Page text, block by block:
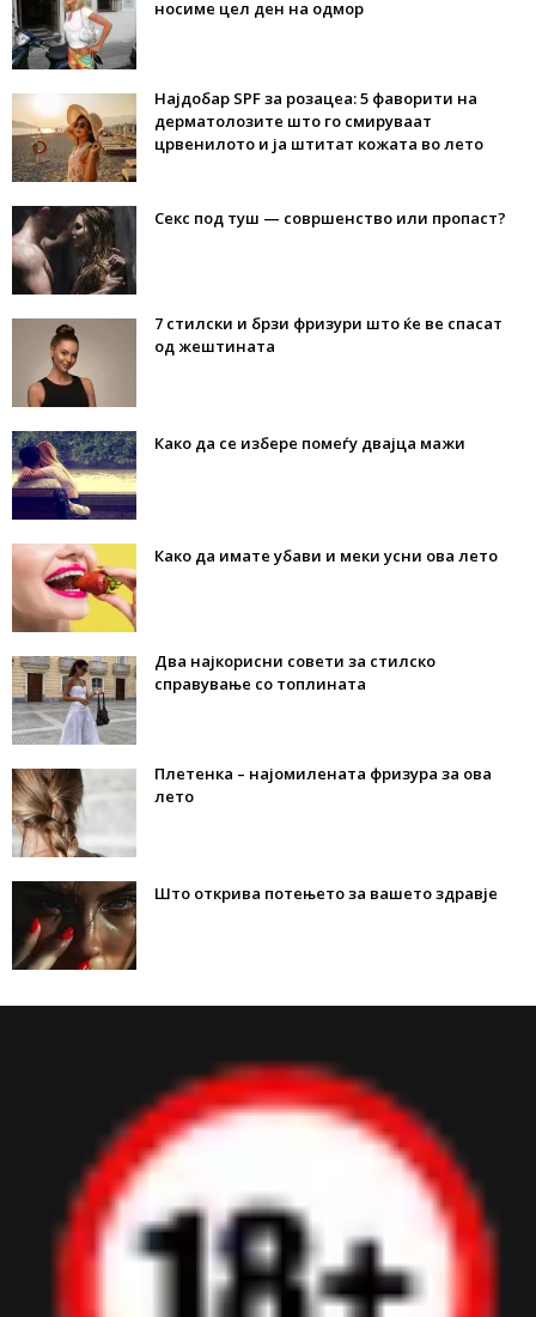
носиме цел ден на одмор
Најдобар SPF за розацеа: 5 фаворити на
дерматолозите што го смируваат
црвенилото и ја штитат кожата во лето
Секс под туш — совршенство или пропаст?
7 стилски и брзи фризури што ќе ве спасат
од жештината
Како да се избере помеѓу двајца мажи
Како да имате убави и меки усни ова лето
Два најкорисни совети за стилско
справување со топлината
Плетенка – најомилената фризура за ова
лето
Што открива потењето за вашето здравје